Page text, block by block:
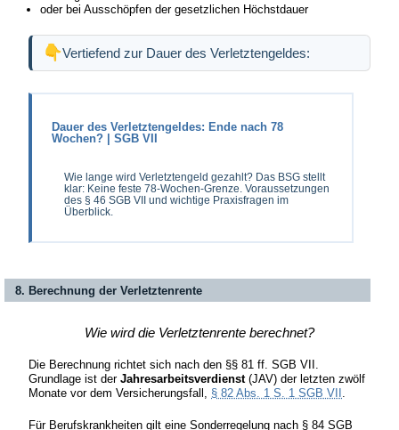
oder bei Ausschöpfen der gesetzlichen Höchstdauer
Vertiefend zur Dauer des Verletztengeldes:
Dauer des Verletztengeldes: Ende nach 78
Wochen? | SGB VII
Wie lange wird Verletztengeld gezahlt? Das BSG stellt
klar: Keine feste 78-Wochen-Grenze. Voraussetzungen
des § 46 SGB VII und wichtige Praxisfragen im
Überblick.
8. Berechnung der Verletztenrente
Wie wird die Verletztenrente berechnet?
Die Berechnung richtet sich nach den §§ 81 ff. SGB VII.
Grundlage ist der Jahresarbeitsverdienst(JAV) der letzten zwölf
Monate vor dem Versicherungsfall, § 82 Abs. 1 S. 1 SGB VII .
Für Berufskrankheiten gilt eine Sonderregelung nach § 84 SGB